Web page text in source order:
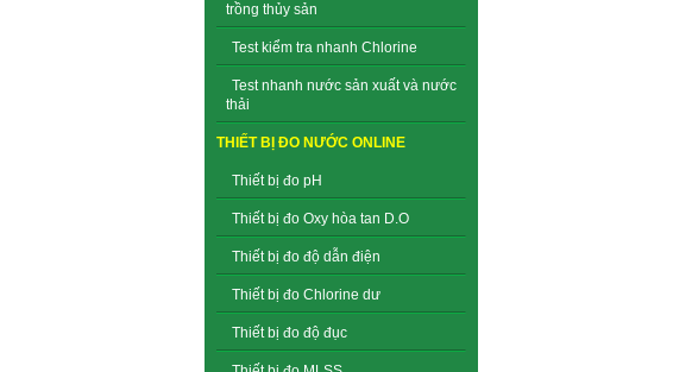
trồng thủy sản
Test kiểm tra nhanh Chlorine
Test nhanh nước sản xuất và nước
thải
THIẾT BỊ ĐO NƯỚC ONLINE
Thiết bị đo pH
Thiết bị đo Oxy hòa tan D.O
Thiết bị đo độ dẫn điện
Thiết bị đo Chlorine dư
Thiết bị đo độ đục